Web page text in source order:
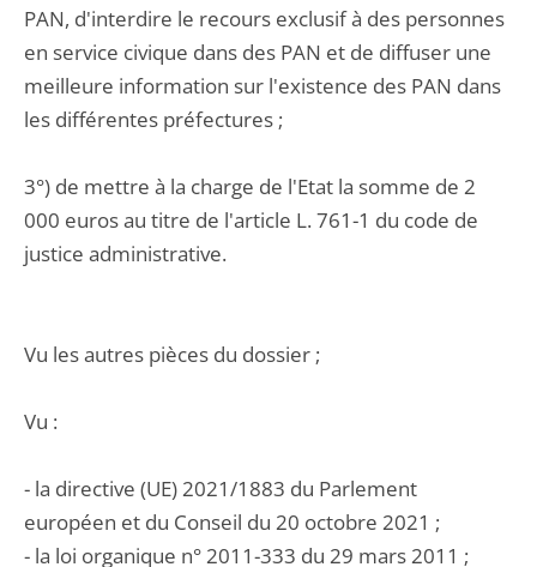
PAN, d'interdire le recours exclusif à des personnes
en service civique dans des PAN et de diffuser une
meilleure information sur l'existence des PAN dans
les différentes préfectures ;
3°) de mettre à la charge de l'Etat la somme de 2
000 euros au titre de l'article L. 761-1 du code de
justice administrative.
Vu les autres pièces du dossier ;
Vu :
- la directive (UE) 2021/1883 du Parlement
européen et du Conseil du 20 octobre 2021 ;
- la loi organique n° 2011-333 du 29 mars 2011 ;